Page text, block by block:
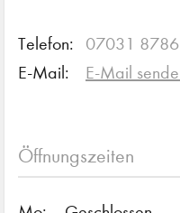
Telefon:
07031
E-Mail:
E-Mail
Öffnungszeiten